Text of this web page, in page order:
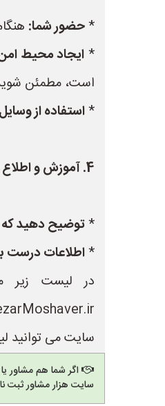
*حضور شما:
* ایجاد محیط
است، مطمئن شوید
*استفاده از
4. آموزش و اطلاع رسانی:
*توضیح دهید
*اطلاعات درست
در لیست زیر
سایت می توانید
اگر شما هم مشاور
سایت هزار مشاور ثبت